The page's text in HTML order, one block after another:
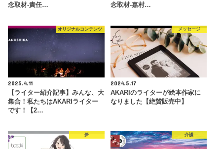
念取材-責任…
念取材-嘉村…
オリジナルコンテンツ
2025.4.11
【ライター紹介記事】みんな、大
集合！私たちはAKARIライター
です！【2…
メッセージ
2024.5.17
AKARIのライターが絵本作家に
なりました【絶賛販売中】
夢 介護